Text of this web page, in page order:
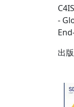
-
出